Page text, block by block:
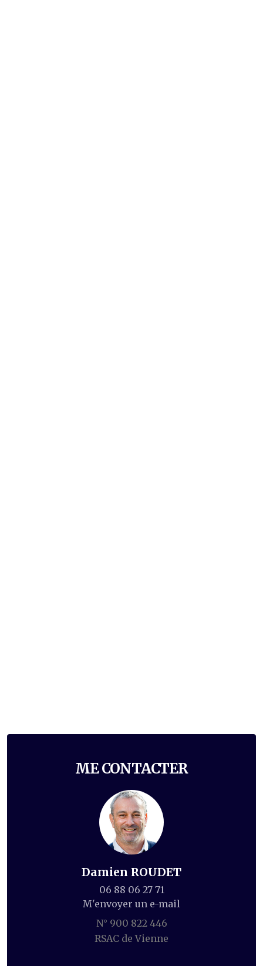
ME CONTACTER
Damien ROUDET
06 88 06 27 71
M'envoyer un e-mail
N° 900 822 446
RSAC de Vienne